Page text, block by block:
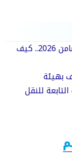
وظائف للمؤهلات العليا في وزارة التضامن 2026.. كيف
بهيئة
للنقل